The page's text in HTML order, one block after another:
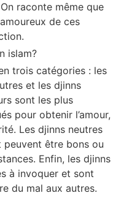
raconte même que
de ces
islam?
trois catégories : les
et les djinns
sont les plus
pour obtenir l’amour,
Les djinns neutres
être bons ou
Enfin, les djinns
à invoquer et sont
du mal aux autres.